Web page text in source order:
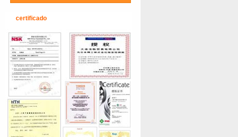
certificado